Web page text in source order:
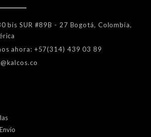
bis SUR #89B - 27 Bogotá, Colombia,
ahora: +57(314) 439 03 89